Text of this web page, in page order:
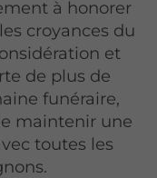
à honorer
croyances du
et
de plus de
funéraire,
maintenir une
toutes les